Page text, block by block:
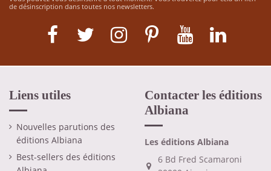
de désinscription dans toutes nos newsletters.
Liens utiles
Nouvelles parutions des
éditions Albiana
Best-sellers des éditions
Contacter les éditions
Albiana
Les éditions Albiana
6 Bd Fred Scamaroni